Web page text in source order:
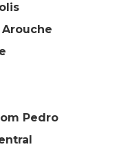
Arouche
Pedro